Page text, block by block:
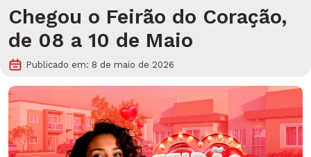
Chegou o Feirão do Coração,
de 08 a 10 de Maio
Publicado em: 8 de maio de 2026